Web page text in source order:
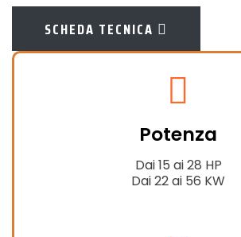
SCHEDA TECNICA
tractor
Potenza
Dai 15 ai 28 HP
Dai 22 ai 56 KW